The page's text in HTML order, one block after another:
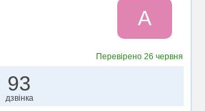
A
Перевірено26 червня
93
дзвінка